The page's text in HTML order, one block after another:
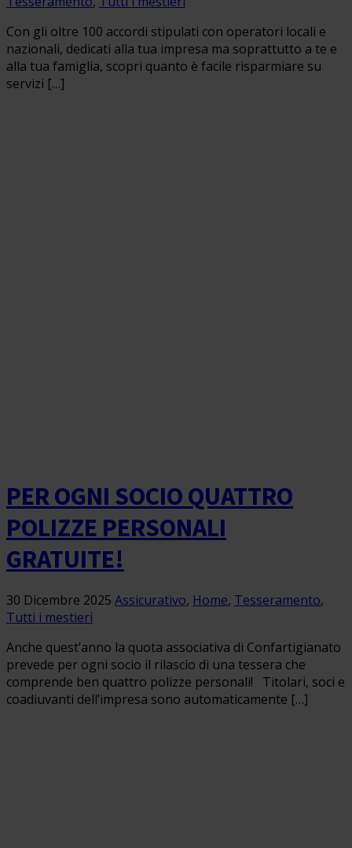
Con gli oltre 100 accordi stipulati con operatori locali e
nazionali, dedicati alla tua impresa ma soprattutto a te e
alla tua famiglia, scopri quanto è facile risparmiare su
servizi […]
PER OGNI SOCIO QUATTRO
POLIZZE PERSONALI
GRATUITE!
30 Dicembre 2025 Assicurativo, Home, Tesseramento,
Tutti i mestieri
Anche quest’anno la quota associativa di Confartigianato
prevede per ogni socio il rilascio di una tessera che
comprende ben quattro polizze personali! Titolari, soci e
coadiuvanti dell’impresa sono automaticamente […]